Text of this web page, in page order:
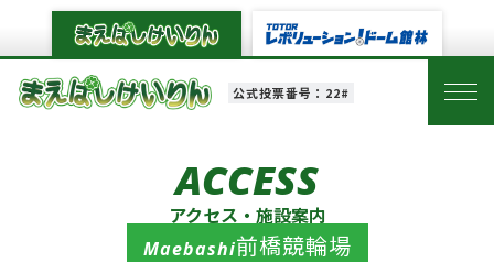
公式投票番号：22#
ACCESS
アクセス・施設案内
前橋競輪場
Maebashi